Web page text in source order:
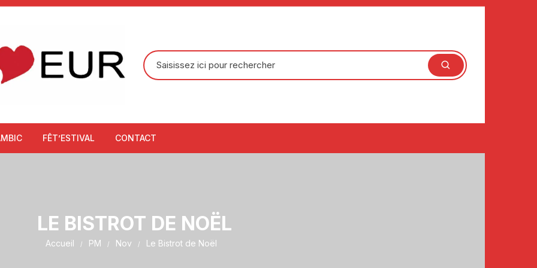
Recherche
pour
FÊT’ESTIVAL CONTACT
LE BISTROT DE NOËL
Accueil PM Nov Le Bistrot de Noël